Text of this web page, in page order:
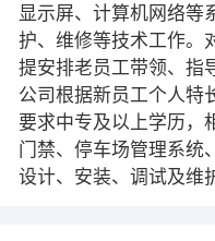
显示屏、计算机网络等
护、维修等技术工作。
提安排老员工带领、指
公司根据新员工个人特
要求中专及以上学历，
门禁、停车场管理系统
设计、安装、调试及维